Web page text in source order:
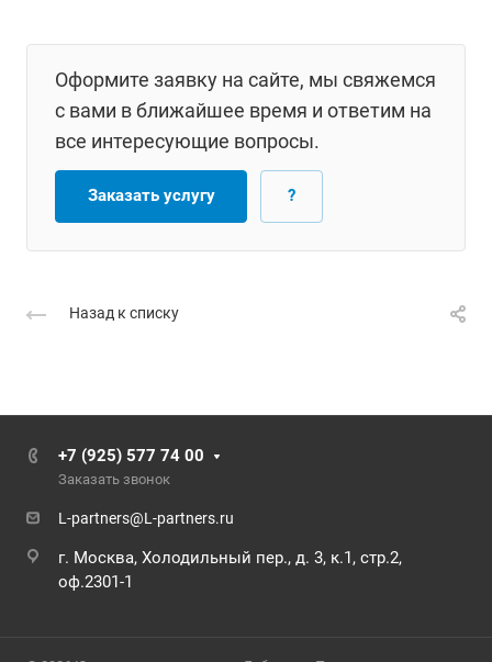
Оформите заявку на сайте, мы свяжемся
с вами в ближайшее время и ответим на
все интересующие вопросы.
Заказать услугу ?
Назад к списку
+7 (925) 577 74 00
Заказать звонок
L-partners@L-partners.ru
г. Москва, Холодильный пер., д. 3, к.1, стр.2,
оф.2301-1